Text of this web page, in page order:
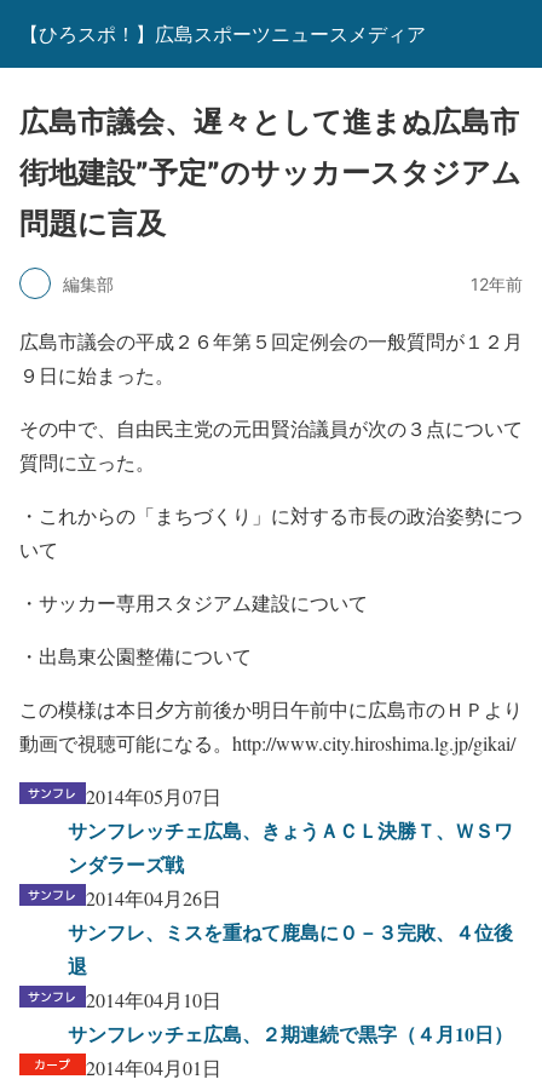
【ひろスポ！】広島スポーツニュースメディア
広島市議会、遅々として進まぬ広島市
街地建設”予定”のサッカースタジアム
問題に言及
編集部 12年前
広島市議会の平成２６年第５回定例会の一般質問が１２月
９日に始まった。
その中で、自由民主党の元田賢治議員が次の３点について
質問に立った。
・これからの「まちづくり」に対する市長の政治姿勢につ
いて
・サッカー専用スタジアム建設について
・出島東公園整備について
この模様は本日夕方前後か明日午前中に広島市のＨＰより
動画で視聴可能になる。http://www.city.hiroshima.lg.jp/gikai/
2014年05月07日
サンフレッチェ広島、きょうＡＣＬ決勝Ｔ、ＷＳワ
ンダラーズ戦
2014年04月26日
サンフレ、ミスを重ねて鹿島に０－３完敗、４位後
退
2014年04月10日
サンフレッチェ広島、２期連続で黒字（４月10日）
2014年04月01日